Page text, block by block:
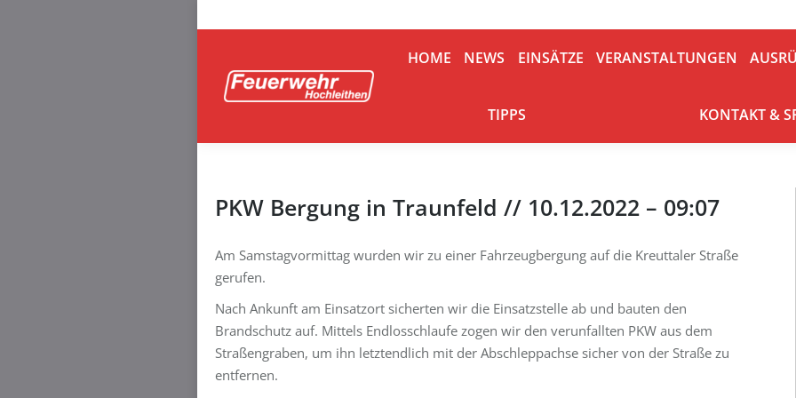
HOME NEWS EINSÄTZE VERANSTALTUNGEN
TIPPS KONTAKT &
PKW Bergung in Traunfeld // 10.12.2022 – 09:07
Am Samstagvormittag wurden wir zu einer Fahrzeugbergung auf die Kreuttaler Straße
gerufen.
Nach Ankunft am Einsatzort sicherten wir die Einsatzstelle ab und bauten den
Brandschutz auf. Mittels Endlosschlaufe zogen wir den verunfallten PKW aus dem
Straßengraben, um ihn letztendlich mit der Abschleppachse sicher von der Straße zu
entfernen.
HOME NEWS EINSÄTZE VERANSTALTUNGEN